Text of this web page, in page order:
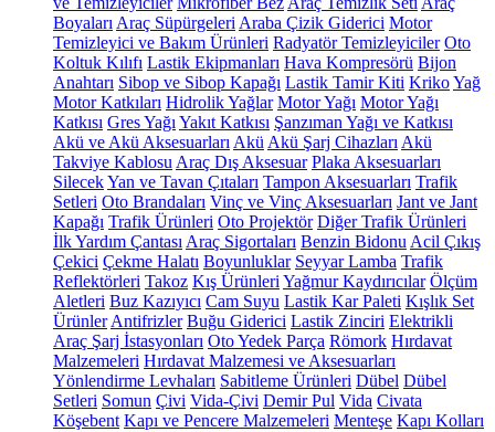
Boyaları Araç Süpürgeleri Araba Çizik Giderici Motor
Temizleyici ve Bakım Ürünleri Radyatör Temizleyiciler Oto
Koltuk Kılıfı Lastik Ekipmanları Hava Kompresörü Bijon
Anahtarı Sibop ve Sibop Kapağı Lastik Tamir Kiti KrikoYağ
Motor Katkıları Hidrolik Yağlar Motor Yağı Motor Yağı
Katkısı Gres Yağı Yakıt Katkısı Şanzıman Yağı ve Katkısı
Akü ve Akü Aksesuarları Akü Akü Şarj Cihazları Akü
Takviye Kablosu Araç Dış Aksesuar Plaka Aksesuarları
SilecekYan ve Tavan Çıtaları Tampon Aksesuarları Trafik
Setleri Oto Brandaları Vinç ve Vinç Aksesuarları Jant ve Jant
Kapağı Trafik Ürünleri Oto Projektör Diğer Trafik Ürünleri
İlk Yardım Çantası Araç Sigortaları Benzin Bidonu Acil Çıkış
Çekici Çekme Halatı Boyunluklar Seyyar Lamba Trafik
Reflektörleri Takoz Kış Ürünleri Yağmur Kaydırıcılar Ölçüm
Aletleri Buz Kazıyıcı Cam Suyu Lastik Kar Paleti Kışlık Set
Ürünler Antifrizler Buğu Giderici Lastik Zinciri Elektrikli
Araç Şarj İstasyonları Oto Yedek Parça Römork Hırdavat
Malzemeleri Hırdavat Malzemesi ve Aksesuarları
Yönlendirme Levhaları Sabitleme Ürünleri Dübel Dübel
Setleri Somun Çivi Vida-Çivi Demir Pul Vida Civata
Köşebent Kapı ve Pencere Malzemeleri Menteşe Kapı Kolları